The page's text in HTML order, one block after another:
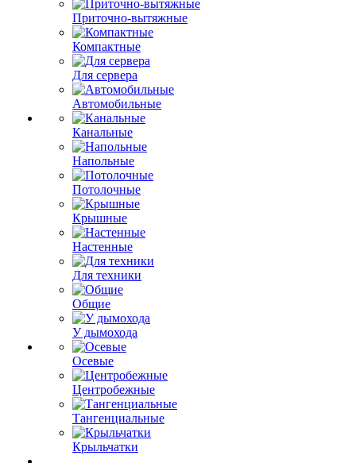
Приточно-вытяжные
Компактные
Для сервера
Автомобильные
Канальные
Напольные
Потолочные
Крышные
Настенные
Для техники
Общие
У дымохода
Осевые
Центробежные
Тангенциальные
Крыльчатки